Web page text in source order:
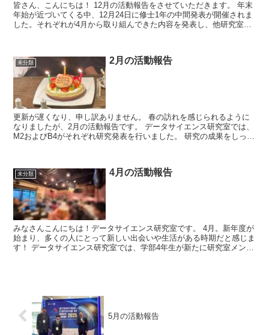
皆さん、こんにちは！ 12月の活動報告をさせていただきます。 年末
年始が近づいてくる中、12月24日に修士1年の中間発表が開催されま
した。それぞれが4月から取り組んできた内容を発表し、他研究室の
未分類 2月の活動報告
更新が遅くなり、申し訳ありません。 春の訪れを感じられるように
なりましたが、2月の活動報告です。 データサイエンス研究室では、
M2およびB4がそれぞれ研究発表を行いました。 研究の成果をしっか
未分類 4月の活動報告
みなさんこんにちは！データサイエンス研究室です。 4月。新年度が
始まり、多くの人にとって新しい出会いや生活がある時期だと感じま
す！ データサイエンス研究室では、学部4年生が新たに研究室メンバ
5月の活動報告